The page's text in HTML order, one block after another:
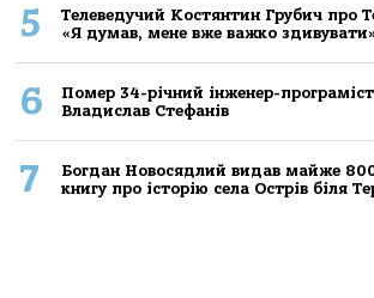
5
Телеведучий Костянтин Грубич про
«Я думав, мене вже важко
6
Помер 34-річний інженер-
Владислав Стефанів
7
Богдан Новосядлий видав майже
книгу про історію села Острів біля